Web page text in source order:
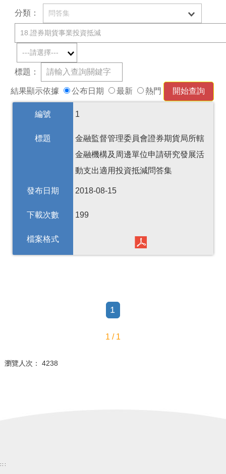
分類：
標題：
結果顯示依據 公布日期 最新 熱門
編號 1
標題
金融監督管理委員會證券期貨局所轄
金融機構及周邊單位申請研究發展活
動支出適用投資抵減問答集
發布日期 2018-08-15
下載次數 199
檔案格式
1
1 / 1
瀏覽人次： 4238
:::